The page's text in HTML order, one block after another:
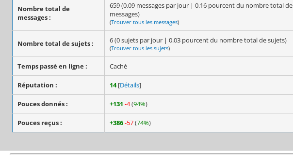
Nombre total de
messages :
659 (0.09 messages par jour | 0.16 pourcent du nombre total de
messages)
(Trouver tous les messages)
Nombre total de sujets : 6 (0 sujets par jour | 0.03 pourcent du nombre total de sujets)
(Trouver tous les sujets)
Temps passé en ligne : Caché
Réputation : 14 [Détails]
Pouces donnés : +131 -4(94%)
Pouces reçus : +386-57(74%)